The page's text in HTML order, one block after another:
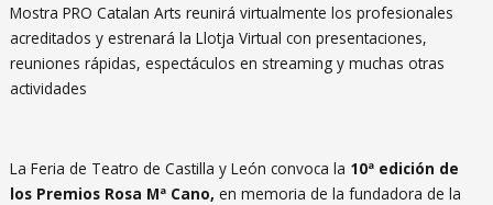
Mostra PRO Catalan Arts reunirá virtualmente los profesionales
acreditados y estrenará la Llotja Virtual con presentaciones,
reuniones rápidas, espectáculos en streaming y muchas otras
actividades
La Feria de Teatro de Castilla y León convoca la 10ª edición de
los Premios Rosa Mª Cano, en memoria de la fundadora de la